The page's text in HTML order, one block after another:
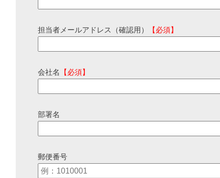
担当者メールアドレス（確認用） 【必須】
会社名 【必須】
部署名
郵便番号